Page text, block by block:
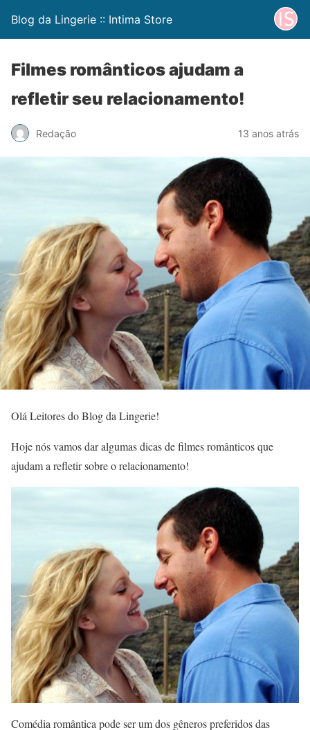
Blog da Lingerie :: Intima Store
Filmes românticos ajudam a
refletir seu relacionamento!
Redação 13 anos atrás
Olá Leitores do Blog da Lingerie!
Hoje nós vamos dar algumas dicas de filmes românticos que
ajudam a refletir sobre o relacionamento!
Comédia romântica pode ser um dos gêneros preferidos das